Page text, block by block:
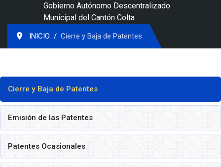
Gobierno Autónomo Descentralizado
Municipal del Cantón Colta
INICIO Cierre y Baja de Patentes
Cierre y Baja de Patentes
Emisión de las Patentes
Patentes Ocasionales